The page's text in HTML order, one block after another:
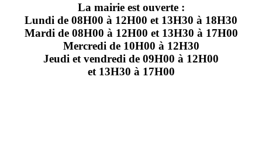
La mairie est ouverte :
Lundi de 08H00 à 12H00 et 13H30 à 18H30
Mardi de 08H00 à 12H00 et 13H30 à 17H00
Mercredi de 10H00 à 12H30
Jeudi et vendredi de 09H00 à 12H00
et 13H30 à 17H00